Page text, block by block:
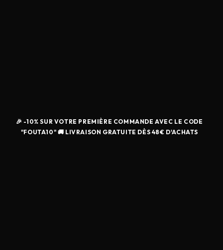
🎉 -10% SUR VOTRE PREMIÈRE COMMANDE AVEC LE CODE
"FOUTA10" 🚚 LIVRAISON GRATUITE DÈS 48€ D'ACHATS